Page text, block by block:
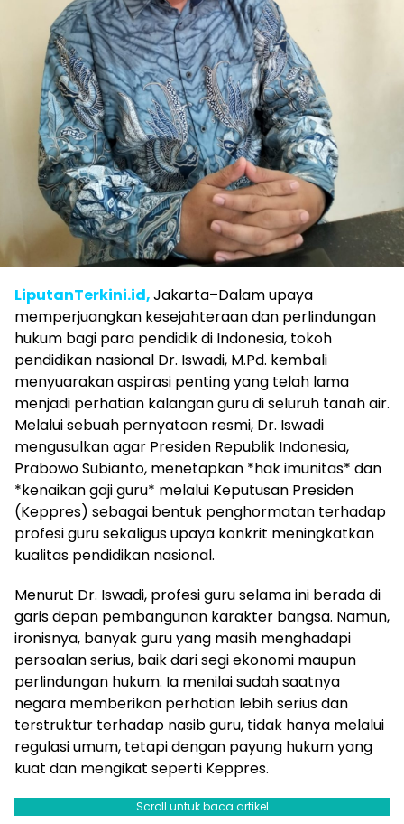
LiputanTerkini.id,Jakarta–Dalam upaya
memperjuangkan kesejahteraan dan perlindungan
hukum bagi para pendidik di Indonesia, tokoh
pendidikan nasional Dr. Iswadi, M.Pd. kembali
menyuarakan aspirasi penting yang telah lama
menjadi perhatian kalangan guru di seluruh tanah air.
Melalui sebuah pernyataan resmi, Dr. Iswadi
mengusulkan agar Presiden Republik Indonesia,
Prabowo Subianto, menetapkan *hak imunitas* dan
*kenaikan gaji guru* melalui Keputusan Presiden
(Keppres) sebagai bentuk penghormatan terhadap
profesi guru sekaligus upaya konkrit meningkatkan
kualitas pendidikan nasional.
Menurut Dr. Iswadi, profesi guru selama ini berada di
garis depan pembangunan karakter bangsa. Namun,
ironisnya, banyak guru yang masih menghadapi
persoalan serius, baik dari segi ekonomi maupun
perlindungan hukum. Ia menilai sudah saatnya
negara memberikan perhatian lebih serius dan
terstruktur terhadap nasib guru, tidak hanya melalui
regulasi umum, tetapi dengan payung hukum yang
kuat dan mengikat seperti Keppres.
Scroll untuk baca artikel